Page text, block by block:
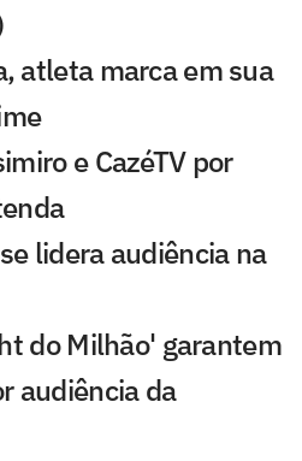
atleta marca em sua
e CazéTV por
lidera audiência na
do Milhão' garantem
audiência da